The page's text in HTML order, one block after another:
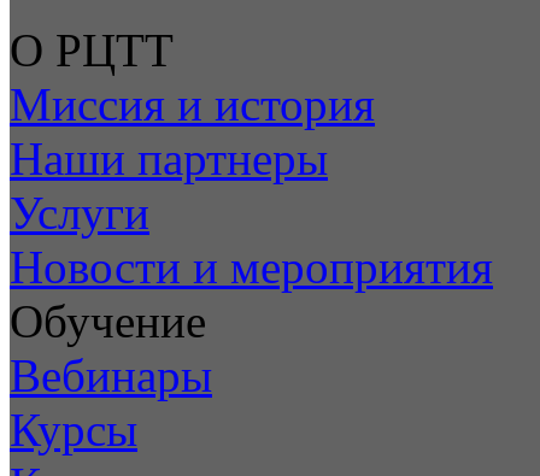
О РЦТТ
Миссия и история
Наши партнеры
Услуги
Новости и мероприятия
Обучение
Вебинары
Курсы